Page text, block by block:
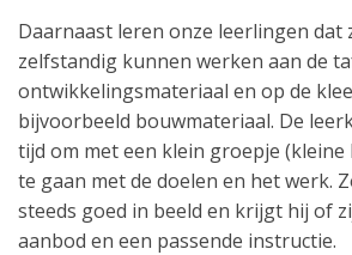
Daarnaast leren onze leerlingen dat
zelfstandig kunnen werken aan de
ontwikkelingsmateriaal en op de
bijvoorbeeld bouwmateriaal. De
tijd om met een klein groepje (kleine
te gaan met de doelen en het werk.
steeds goed in beeld en krijgt hij of
aanbod en een passende instructie.